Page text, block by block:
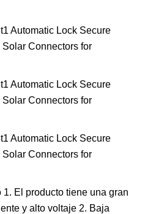
El producto tiene una gran
y alto voltaje 2. Baja